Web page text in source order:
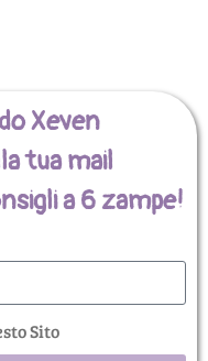
Xeven
tua mail
a 6 zampe!
Sito